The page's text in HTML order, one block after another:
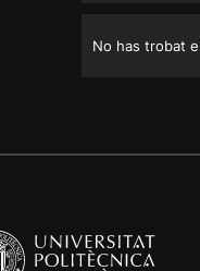
No has trobat